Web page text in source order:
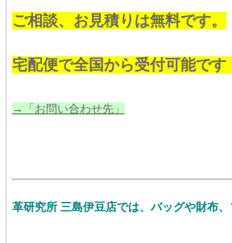
ご相談、お見積りは無料です。
宅配便で全国から受付可能です
→「お問い合わせ先」
革研究所 三島伊豆店では、バッグや財布